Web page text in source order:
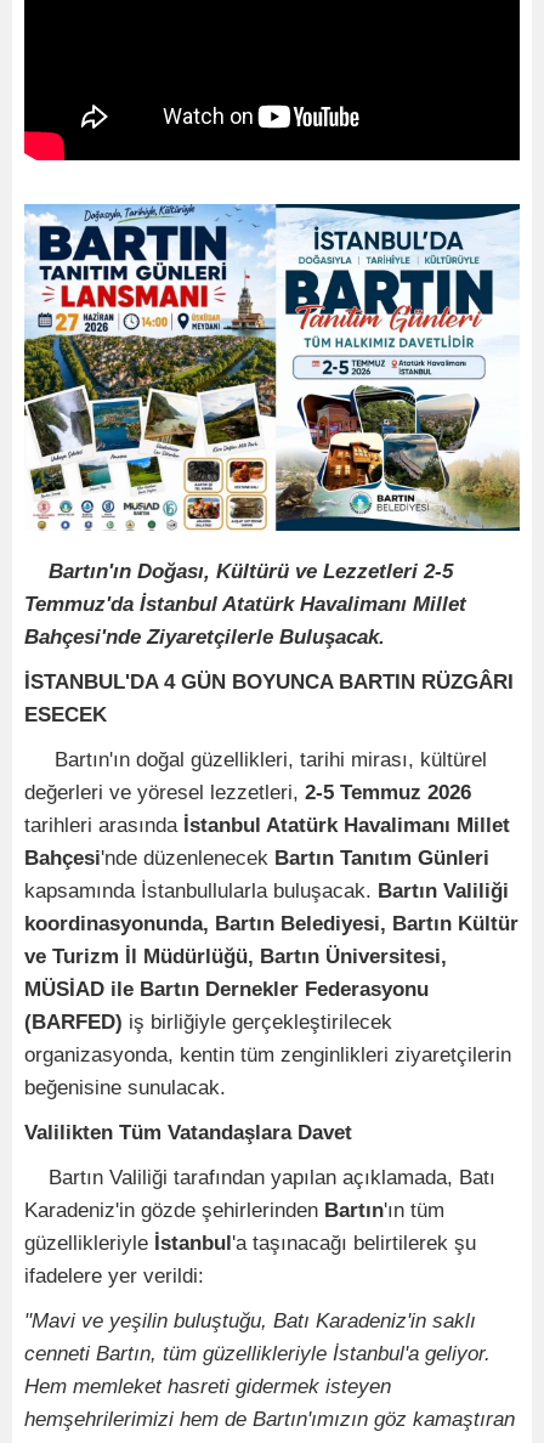
Bartın'ın Doğası, Kültürü ve Lezzetleri 2-5
Temmuz'da İstanbul Atatürk Havalimanı Millet
Bahçesi'nde Ziyaretçilerle Buluşacak.
İSTANBUL'DA 4 GÜN BOYUNCA BARTIN RÜZGÂRI
ESECEK
Bartın'ın doğal güzellikleri, tarihi mirası, kültürel
değerleri ve yöresel lezzetleri, 2-5 Temmuz 2026
tarihleri arasında İstanbul Atatürk Havalimanı Millet
Bahçesi'nde düzenlenecek Bartın Tanıtım Günleri
kapsamında İstanbullularla buluşacak. Bartın Valiliği
koordinasyonunda, Bartın Belediyesi, Bartın Kültür
ve Turizm İl Müdürlüğü, Bartın Üniversitesi,
MÜSİAD ile Bartın Dernekler Federasyonu
(BARFED) iş birliğiyle gerçekleştirilecek
organizasyonda, kentin tüm zenginlikleri ziyaretçilerin
beğenisine sunulacak.
Valilikten Tüm Vatandaşlara Davet
Bartın Valiliği tarafından yapılan açıklamada, Batı
Karadeniz'in gözde şehirlerinden Bartın'ın tüm
güzellikleriyle İstanbul'a taşınacağı belirtilerek şu
ifadelere yer verildi:
"Mavi ve yeşilin buluştuğu, Batı Karadeniz'in saklı
cenneti Bartın, tüm güzellikleriyle İstanbul'a geliyor.
Hem memleket hasreti gidermek isteyen
hemşehrilerimizi hem de Bartın'ımızın göz kamaştıran